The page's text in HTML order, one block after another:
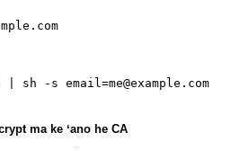
-s email=me@example.com
ma ke ʻano he CA